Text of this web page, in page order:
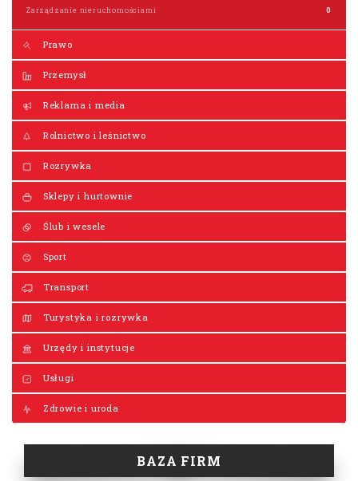
Zarządzanie nieruchomościami 0
Prawo
Przemysł
Reklama i media
Rolnictwo i leśnictwo
Rozrywka
Sklepy i hurtownie
Ślub i wesele
Sport
Transport
Turystyka i rozrywka
Urzędy i instytucje
Usługi
Zdrowie i uroda
BAZA FIRM